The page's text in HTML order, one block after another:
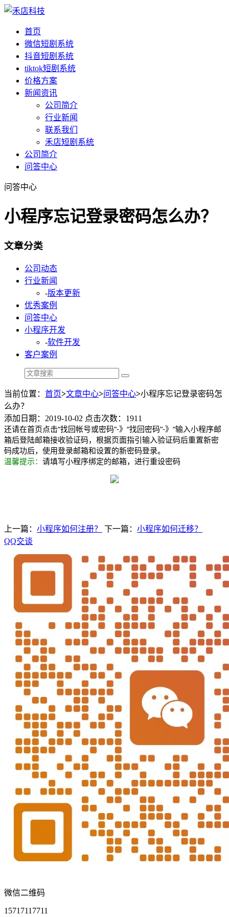
首页
微信短剧系统
抖音短剧系统
tiktok短剧系统
价格方案
新闻资讯
公司简介
行业新闻
联系我们
禾店短剧系统
公司简介
问答中心
问答中心
小程序忘记登录密码怎么办？
文章分类
公司动态
行业新闻
-版本更新
优秀案例
问答中心
小程序开发
-软件开发
客户案例
当前位置： 首页>文章中心>问答中心>小程序忘记登录密码怎
么办？
添加日期：2019-10-02 点击次数：1911
还请在首页点击“找回帐号或密码”-》“找回密码”-》“输入小程序邮
箱后登陆邮箱接收验证码，根据页面指引输入验证码后重置新密
码成功后，使用登录邮箱和设置的新密码登录。
温馨提示： 请填写小程序绑定的邮箱，进行重设密码
上一篇： 小程序如何注册？ 下一篇： 小程序如何迁移？
QQ交谈
微信二维码
15717117711